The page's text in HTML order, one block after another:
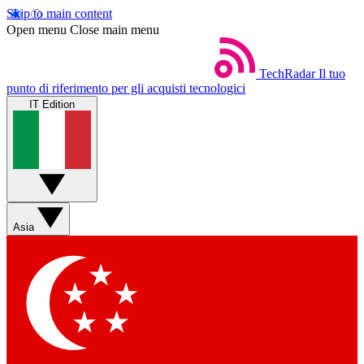
Skip to main content
Open menu Close main menu
TechRadar Il tuo
punto di riferimento per gli acquisti tecnologici
IT Edition
Asia